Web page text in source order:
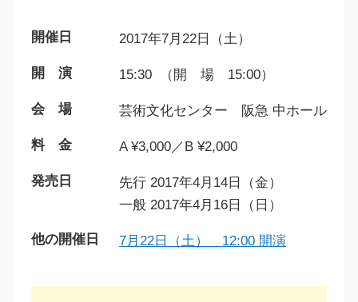
開催日 2017年7月22日（土）
開 演 15:30 （開 場 15:00）
会 場 芸術文化センター 阪急 中ホール
料 金 A ¥3,000／B ¥2,000
発売日
先行 2017年4月14日（金）
一般 2017年4月16日（日）
他の開催日 7月22日（土） 12:00 開演